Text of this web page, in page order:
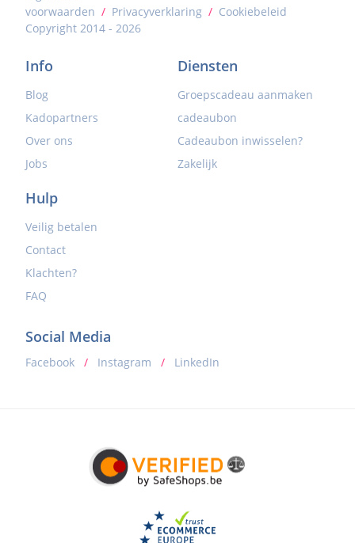
voorwaarden / Privacyverklaring / Cookiebeleid
Copyright 2014 - 2026
Info
Blog
Kadopartners
Over ons
Jobs
Diensten
Groepscadeau aanmaken
cadeaubon
Cadeaubon inwisselen?
Zakelijk
Hulp
Veilig betalen
Contact
Klachten?
FAQ
Social Media
Facebook / Instagram / LinkedIn